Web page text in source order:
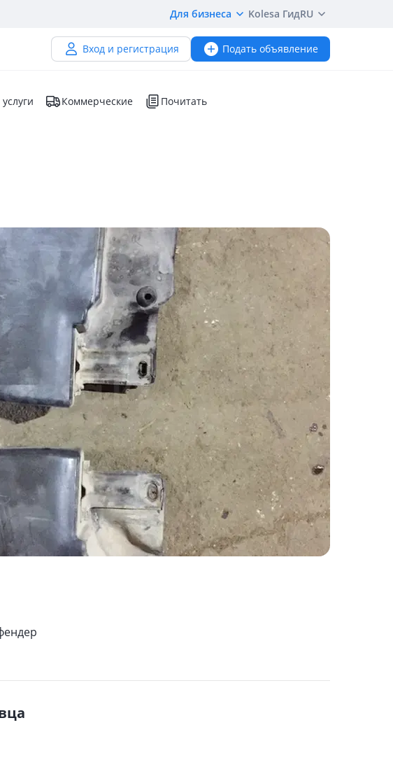
Для бизнеса Kolesa ГидRU
Вход и регистрация Подать объявление
Коммерческие Почитать